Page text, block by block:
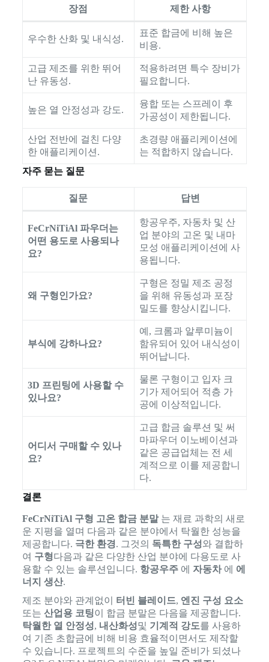
장점 제한 사항
우수한 산화 및 내식성.
표준 합금에 비해 높은
비용.
고급 제조를 위한 뛰어
난 유동성.
적용하려면 특수 장비가
필요합니다.
높은 열 안정성과 강도.
융합 또는 스프레이 후
가공성이 제한됩니다.
산업 전반에 걸친 다양
한 애플리케이션.
초경량 애플리케이션에
는 적합하지 않습니다.
자주 묻는 질문
질문 답변
FeCrNiTiAl 파우더는
어떤 용도로 사용되나
요?
항공우주, 자동차 및 산
업 분야의 고온 및 내마
모성 애플리케이션에 사
용됩니다.
왜 구형인가요?
구형은 정밀 제조 공정
을 위해 유동성과 포장
밀도를 향상시킵니다.
부식에 강하나요?
예, 크롬과 알루미늄이
함유되어 있어 내식성이
뛰어납니다.
3D 프린팅에 사용할 수
있나요?
물론 구형이고 입자 크
기가 제어되어 적층 가
공에 이상적입니다.
어디서 구매할 수 있나
요?
고급 합금 솔루션 및 써
마파우더 이노베이션과
같은 공급업체는 전 세
계적으로 이를 제공합니
다.
결론
FeCrNiTiAl 구형 고온 합금 분말는 재료 과학의 새로
운 지평을 열며 다음과 같은 분야에서 탁월한 성능을
제공합니다. 극한 환경. 그것의 독특한 구성와 결합하
여 구형다음과 같은 다양한 산업 분야에 다용도로 사
용할 수 있는 솔루션입니다. 항공우주에 자동차에 에
너지 생산.
제조 분야와 관계없이 터빈 블레이드, 엔진 구성 요소
또는 산업용 코팅이 합금 분말은 다음을 제공합니다.
탁월한 열 안정성, 내산화성및 기계적 강도를 사용하
여 기존 초합금에 비해 비용 효율적이면서도 제작할
수 있습니다. 프로젝트의 수준을 높일 준비가 되셨나